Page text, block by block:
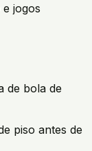
jogos
de bola de
piso antes de